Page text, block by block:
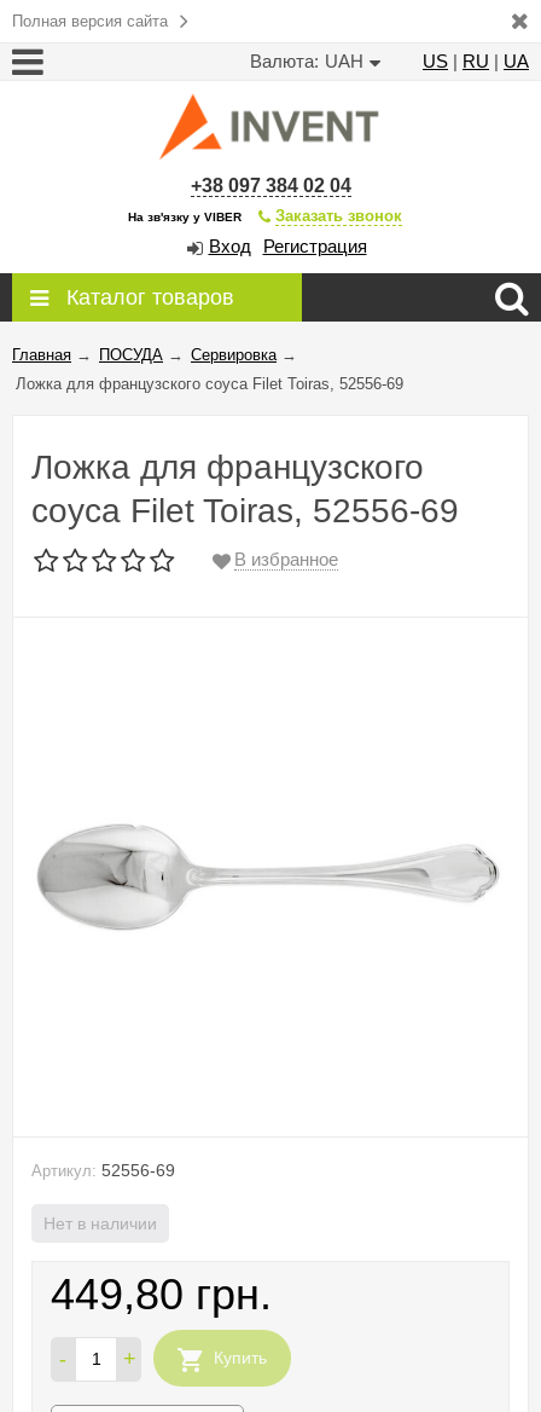
Полная версия сайта
Валюта: UAH US | RU | UA
+38 097 384 02 04
На зв'язку у VIBER Заказать звонок
Вход Регистрация
Каталог товаров
Главная → ПОСУДА → Сервировка →
Ложка для французского соуса Filet Toiras, 52556-69
Ложка для французского
соуса Filet Toiras, 52556-69
В избранное
Артикул: 52556-69
Нет в наличии
449,80 грн.
- + Купить